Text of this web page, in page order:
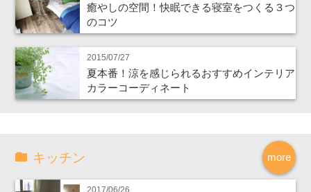
癒やしの空間！快眠できる寝室をつくる３つ
のコツ
2015/07/27
夏本番！涼を感じられるおすすめインテリア
カラーコーディネート
more
キッチン
2017/06/26